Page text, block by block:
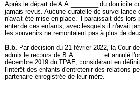
Après le départ de A.A.________ du domicile
jamais revus. Aucune curatelle de surveillance
n'avait été mise en place. Il paraissait dès lors
entende ces enfants, avec lesquels il n'avait
les souvenirs ne remontaient pas à plus de
B.b. Par décision du 21 février 2022, la Cour
admis le recours de B.A.________ et annulé
décembre 2019 du TPAE, considérant en
l'intérêt des enfants d'entretenir des relations
partenaire enregistrée de leur mère.